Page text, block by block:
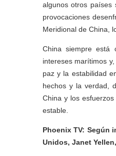
algunos otros países
provocaciones
Meridional de China,
China siempre está
intereses marítimos
paz y la estabilidad
hechos y la verdad,
China y los
estable.
Phoenix TV: Según
Unidos, Janet